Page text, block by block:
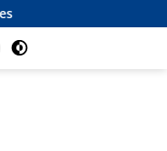
Putih Presisi Jangkau